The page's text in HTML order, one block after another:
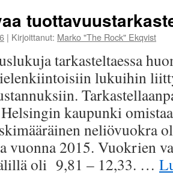
| Kirjoittanut: Marko "The Rock" Ekqvist
tarkasteltaessa
lukuihin
kaupunki
neliövuokra
vuonna 2015. Vuokrien
oli 9,81 – 12,33. …